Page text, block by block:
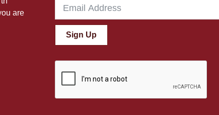
are
Sign Up